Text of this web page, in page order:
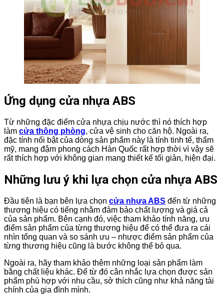
Ứng dụng cửa nhựa ABS
Từ những đặc điểm cửa nhựa chịu nước thì nó thích hợp
làm cửa thông phòng, cửa vệ sinh cho căn hộ. Ngoài ra,
đặc tính nổi bật của dòng sản phẩm này là tính tinh tế, thẩm
mỹ, mang đậm phong cách Hàn Quốc rất hợp thời vì vậy sẽ
rất thích hợp với không gian mang thiết kế tối giản, hiện đại.
Những lưu ý khi lựa chọn cửa nhựa ABS
Đầu tiên là bạn bên lựa chọn cửa nhựa ABS đến từ những
thương hiệu có tiếng nhằm đảm bảo chất lượng và giá cả
của sản phẩm. Bên cạnh đó, việc tham khảo tính năng, ưu
điểm sản phẩm của từng thương hiệu để có thể đưa ra cái
nhìn tổng quan và so sánh ưu – nhược điểm sản phẩm của
từng thương hiệu cũng là bước không thể bỏ qua.
Ngoài ra, hãy tham khảo thêm những loại sản phẩm làm
bằng chất liệu khác. Để từ đó cân nhắc lựa chọn được sản
phẩm phù hợp với nhu cầu, sở thích cũng như khả năng tài
chính của gia đình mình.